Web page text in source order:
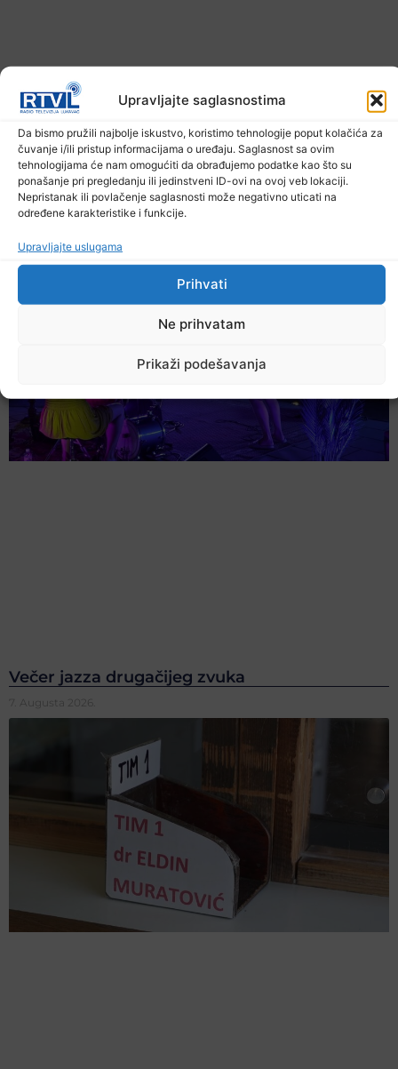
Upravljajte saglasnostima
Da bismo pružili najbolje iskustvo, koristimo tehnologije poput kolačića za
čuvanje i/ili pristup informacijama o uređaju. Saglasnost sa ovim
tehnologijama će nam omogućiti da obrađujemo podatke kao što su
ponašanje pri pregledanju ili jedinstveni ID-ovi na ovoj veb lokaciji.
Nepristanak ili povlačenje saglasnosti može negativno uticati na
određene karakteristike i funkcije.
Upravljajte uslugama
Prihvati
Ne prihvatam
Prikaži podešavanja
U TK povećan broj požara
Večer jazza drugačijeg zvuka
7. Augusta 2026.